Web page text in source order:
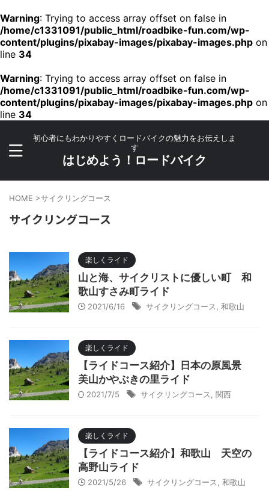
Warning: Trying to access array offset on false in
/home/c1331091/public_html/roadbike-fun.com/wp-
content/plugins/pixabay-images/pixabay-images.php on
line 34
Warning: Trying to access array offset on false in
/home/c1331091/public_html/roadbike-fun.com/wp-
content/plugins/pixabay-images/pixabay-images.php on
line 34
初心者にもわかりやすくロードバイクの魅力をお伝えしま
す
はじめよう！ロードバイク
HOME >サイクリングコース
サイクリングコース
楽しくライド
山と海、サイクリストに優しい町 和
歌山すさみ町ライド
2021/6/16 サイクリングコース 和歌山
楽しくライド
【ライドコース紹介】日本の原風景
美山かやぶきの里ライド
2021/7/5 サイクリングコース 関西
楽しくライド
【ライドコース紹介】和歌山 天空の
高野山ライド
2021/5/26 サイクリングコース 和歌山